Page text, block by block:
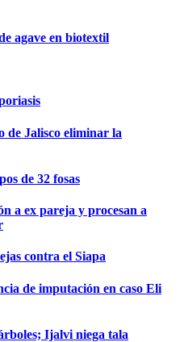
agave en biotextil
de Jalisco eliminar la
de 32 fosas
a ex pareja y procesan a
contra el Siapa
de imputación en caso Eli
Ijalvi niega tala